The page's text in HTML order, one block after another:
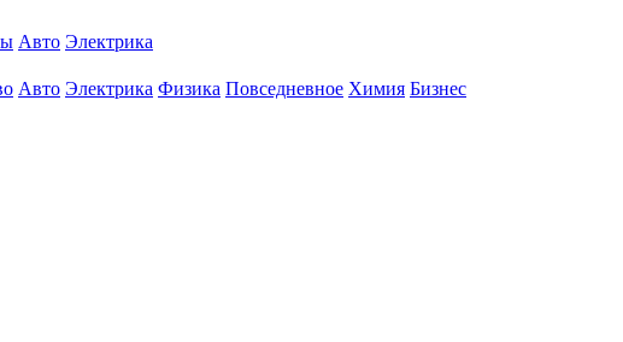
Авто Электрика
Авто Электрика Физика Повседневное Химия Бизнес